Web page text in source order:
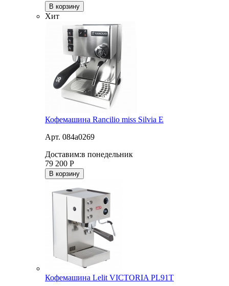
В корзину
Хит
Кофемашина Rancilio miss Silvia E
Арт. 084a0269
Доставим:в понедельник
79 200 Р
В корзину
Кофемашина Lelit VICTORIA PL91T